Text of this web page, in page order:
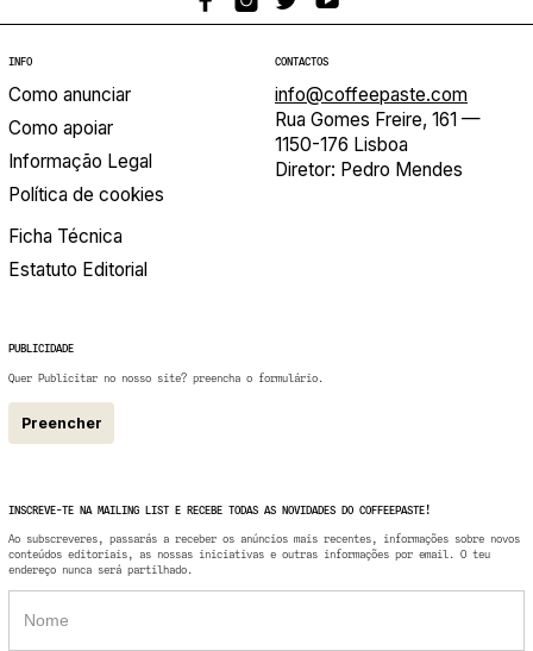
INFO
Como anunciar
Como apoiar
Informação Legal
Política de cookies
Ficha Técnica
Estatuto Editorial
CONTACTOS
info@coffeepaste.com
Rua Gomes Freire, 161 —
1150-176 Lisboa
Diretor: Pedro Mendes
PUBLICIDADE
Quer Publicitar no nosso site? preencha o formulário.
Preencher
INSCREVE-TE NA MAILING LIST E RECEBE TODAS AS NOVIDADES DO COFFEEPASTE!
Ao subscreveres, passarás a receber os anúncios mais recentes, informações sobre novos
conteúdos editoriais, as nossas iniciativas e outras informações por email. O teu
endereço nunca será partilhado.